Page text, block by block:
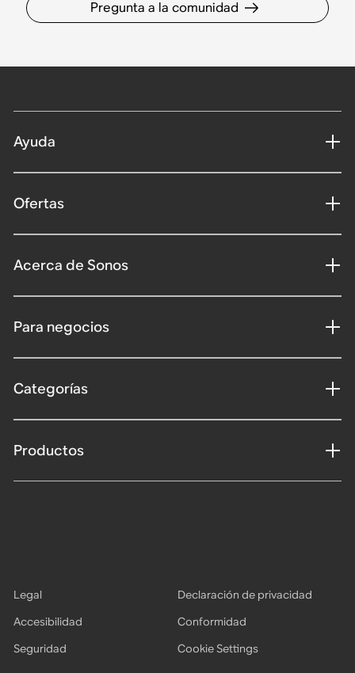
Pregunta a la comunidad
Ayuda
Ofertas
Acerca de Sonos
Para negocios
Categorías
Productos
Legal
Declaración de privacidad
Accesibilidad
Conformidad
Seguridad
Cookie Settings